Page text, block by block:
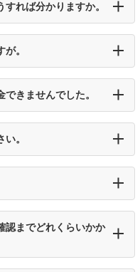
れば分かりますか。
。
きませんでした。
。
認までどれくらいかか